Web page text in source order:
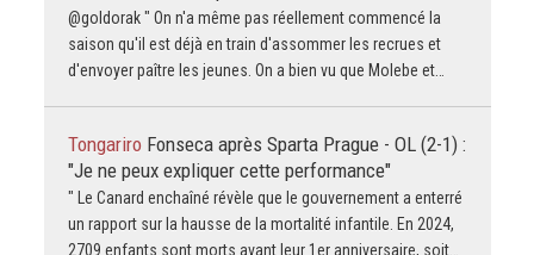
@goldorak " On n'a même pas réellement commencé la
saison qu'il est déjà en train d'assommer les recrues et
d'envoyer paître les jeunes. On a bien vu que Molebe et…
Tongariro Fonseca après Sparta Prague - OL (2-1) :
"Je ne peux expliquer cette performance"
" Le Canard enchaîné révèle que le gouvernement a enterré
un rapport sur la hausse de la mortalité infantile. En 2024,
2709 enfants sont morts avant leur 1er anniversaire, soit…